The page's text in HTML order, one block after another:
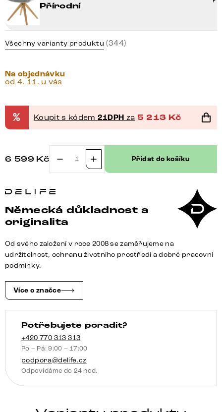
Přírodní
Všechny varianty produktu (344)
Na objednávku
od 4. 11. u vás
% Koupit s kódem 21DPH za 5 213 Kč
6 599 Kč
Pejo-
samet
šedá
dřevěná
podnož
taštičkové
pružiny
množství
Přidat do košíku
Německá důkladnost a
originalita
Od svého založení v roce 2008 se zaměřujeme na
udržitelnost, ochranu životního prostředí a dobré pracovní
podmínky.
Více o značce
Potřebujete poradit?
+420 770 313 313
Po – Pá: 9:00 – 17:00
podpora@delife.cz
Odpovídáme do 24 hod.